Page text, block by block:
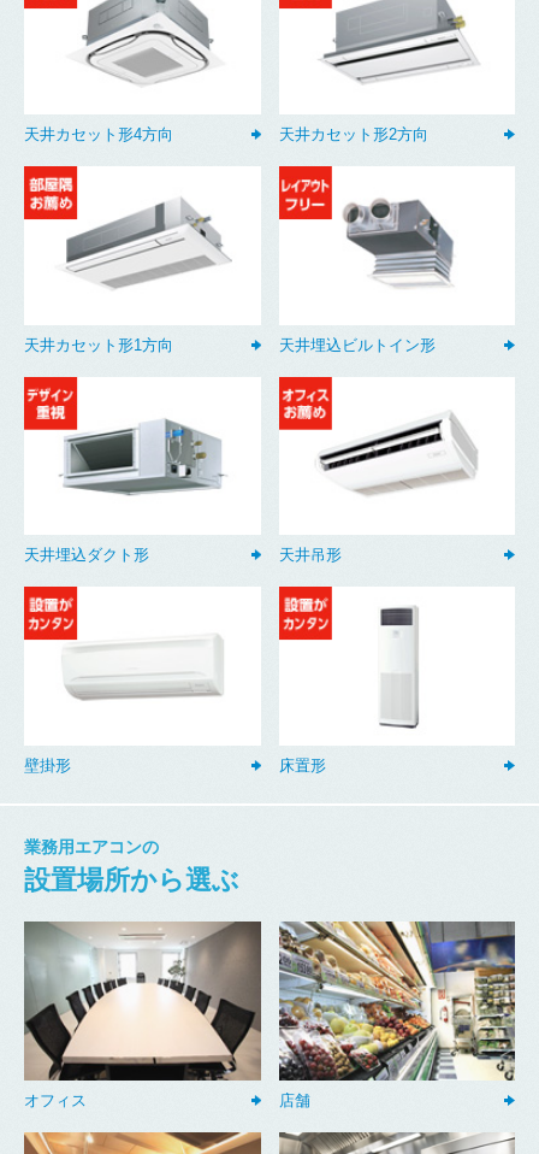
天井カセット形4方向 天井カセット形2方向
天井カセット形1方向 天井埋込ビルトイン形
天井埋込ダクト形 天井吊形
壁掛形 床置形
業務用エアコンの
設置場所から選ぶ
オフィス 店舗